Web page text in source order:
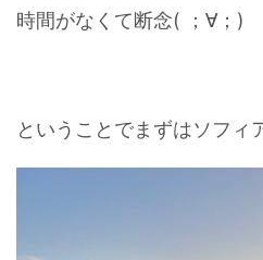
時間がなくて断念( ；∀；)
ということでまずはソフィ